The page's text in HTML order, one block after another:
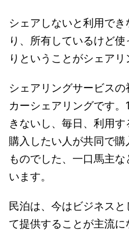
シェアしないと利用で
り、所有しているけど
りということがシェアリ
シェアリングサービス
カーシェアリングです
きないし、毎日、利用
購入したい人が共同で
ものでした、一口馬主
います。
民泊は、今はビジネス
て提供することが主流